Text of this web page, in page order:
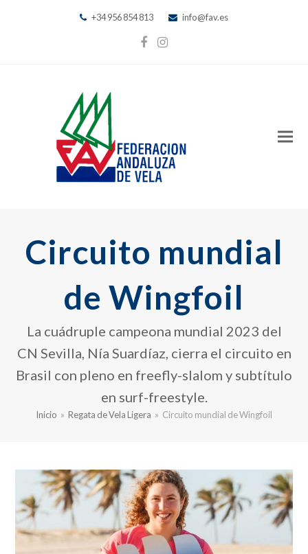
+34 956 854 813 info@fav.es
Facebook
Instagram
Circuito mundial
de Wingfoil
La cuádruple campeona mundial 2023 del
CN Sevilla, Nía Suardíaz, cierra el circuito en
Brasil con pleno en freefly-slalom y subtítulo
en surf-freestyle.
Inicio » Regata de Vela Ligera » Circuito mundial de Wingfoil